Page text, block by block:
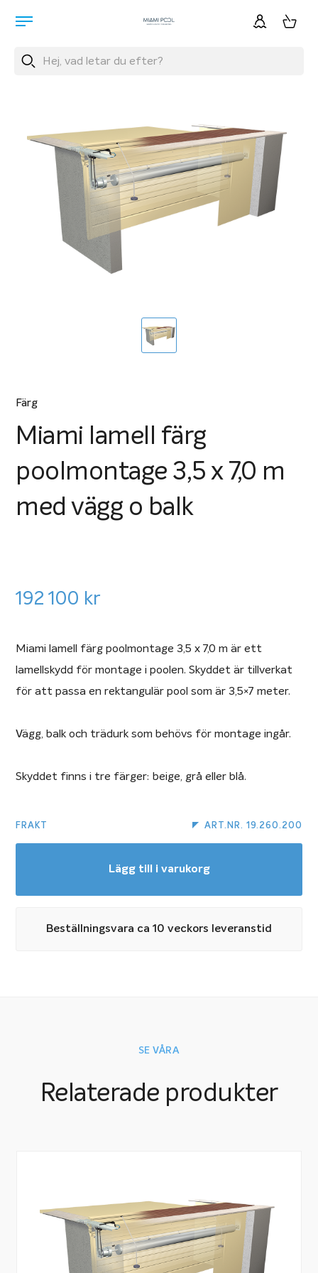
Färg
Miami lamell färg
poolmontage 3,5 x 7,0 m
med vägg o balk
192 100 kr
Miami lamell färg poolmontage 3,5 x 7,0 m är ett
lamellskydd för montage i poolen. Skyddet är tillverkat
för att passa en rektangulär pool som är 3,5×7 meter.
Vägg, balk och trädurk som behövs för montage ingår.
Skyddet finns i tre färger: beige, grå eller blå.
FRAKT ART.NR. 19.260.200
Lägg till i varukorg
Beställningsvara ca 10 veckors leveranstid
SE VÅRA
Relaterade produkter